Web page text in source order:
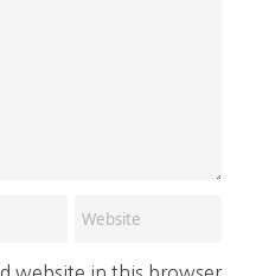
website in this browser